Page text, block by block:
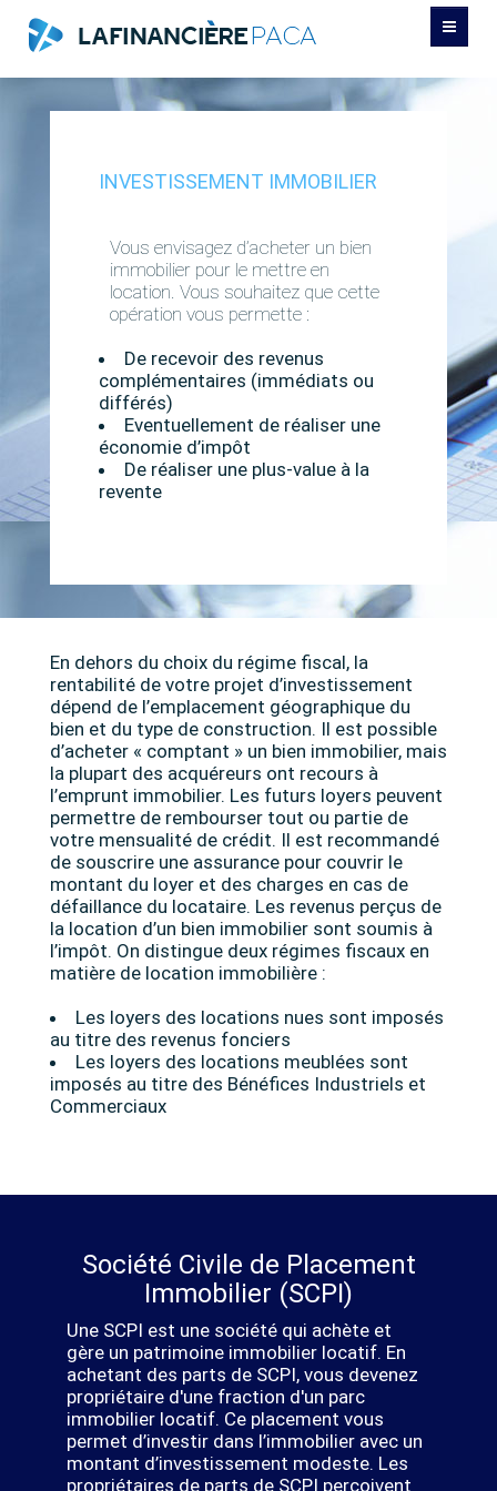
GESTION DE PATRIMOINE
CONTACT
INVESTISSEMENT IMMOBILIER
Vous envisagez d’acheter un bien
immobilier pour le mettre en
location. Vous souhaitez que cette
opération vous permette :
De recevoir des revenus
complémentaires (immédiats ou
différés)
Eventuellement de réaliser une
économie d’impôt
De réaliser une plus-value à la
revente
En dehors du choix du régime fiscal, la
rentabilité de votre projet d’investissement
dépend de l’emplacement géographique du
bien et du type de construction. Il est possible
d’acheter « comptant » un bien immobilier, mais
la plupart des acquéreurs ont recours à
l’emprunt immobilier. Les futurs loyers peuvent
permettre de rembourser tout ou partie de
votre mensualité de crédit. Il est recommandé
de souscrire une assurance pour couvrir le
montant du loyer et des charges en cas de
défaillance du locataire. Les revenus perçus de
la location d’un bien immobilier sont soumis à
l’impôt. On distingue deux régimes fiscaux en
matière de location immobilière :
Les loyers des locations nues sont imposés
au titre des revenus fonciers
Les loyers des locations meublées sont
imposés au titre des Bénéfices Industriels et
Commerciaux
Société Civile de Placement
Immobilier (SCPI)
Une SCPI est une société qui achète et
gère un patrimoine immobilier locatif. En
achetant des parts de SCPI, vous devenez
propriétaire d'une fraction d'un parc
immobilier locatif. Ce placement vous
permet d’investir dans l’immobilier avec un
montant d’investissement modeste. Les
propriétaires de parts de SCPI perçoivent